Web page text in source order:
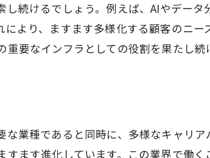
し続けるでしょう。例えば、AIやデー
より、ますます多様化する顧客のニ
要なインフラとしての役割を果たし続
業種であると同時に、多様なキャリ
ます進化しています。この業界で働